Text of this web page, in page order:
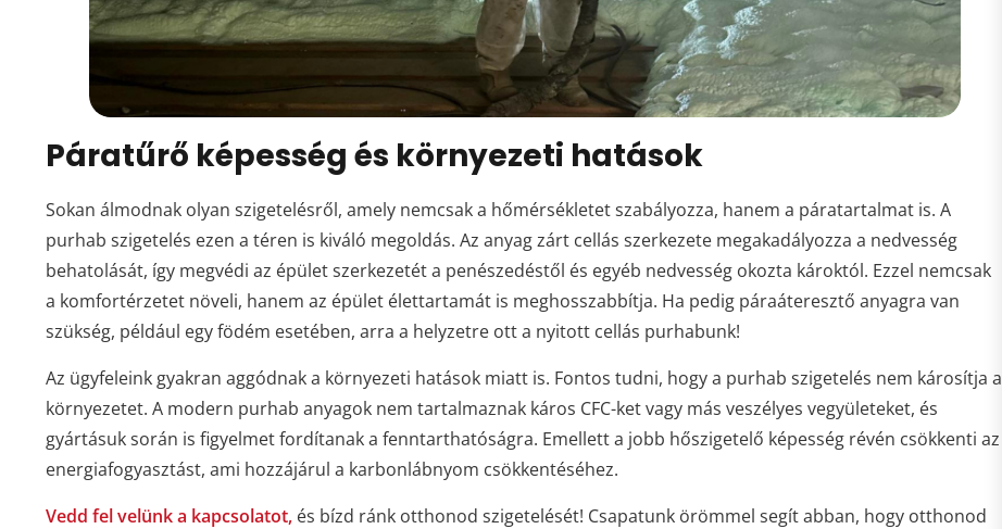
Páratűrő képesség és környezeti hatások
Sokan álmodnak olyan szigetelésről, amely nemcsak a hőmérsékletet szabályozza, hanem a páratartalmat is. A
purhab szigetelés ezen a téren is kiváló megoldás. Az anyag zárt cellás szerkezete megakadályozza a nedvesség
behatolását, így megvédi az épület szerkezetét a penészedéstől és egyéb nedvesség okozta károktól. Ezzel nemcsak
a komfortérzetet növeli, hanem az épület élettartamát is meghosszabbítja. Ha pedig páraáteresztő anyagra van
szükség, például egy födém esetében, arra a helyzetre ott a nyitott cellás purhabunk!
Az ügyfeleink gyakran aggódnak a környezeti hatások miatt is. Fontos tudni, hogy a purhab szigetelés nem károsítja a
környezetet. A modern purhab anyagok nem tartalmaznak káros CFC-ket vagy más veszélyes vegyületeket, és
gyártásuk során is figyelmet fordítanak a fenntarthatóságra. Emellett a jobb hőszigetelő képesség révén csökkenti az
energiafogyasztást, ami hozzájárul a karbonlábnyom csökkentéséhez.
Vedd fel velünk a kapcsolatot, és bízd ránk otthonod szigetelését! Csapatunk örömmel segít abban, hogy otthonod